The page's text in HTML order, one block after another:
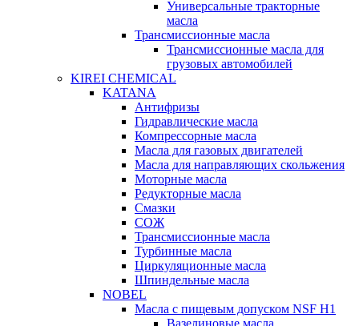
Универсальные тракторные
масла
Трансмиссионные масла
Трансмиссионные масла для
грузовых автомобилей
KIREI CHEMICAL
KATANA
Антифризы
Гидравлические масла
Компрессорные масла
Масла для газовых двигателей
Масла для направляющих скольжения
Моторные масла
Редукторные масла
Смазки
СОЖ
Трансмиссионные масла
Турбинные масла
Циркуляционные масла
Шпиндельные масла
NOBEL
Масла с пищевым допуском NSF H1
Вазелиновые масла